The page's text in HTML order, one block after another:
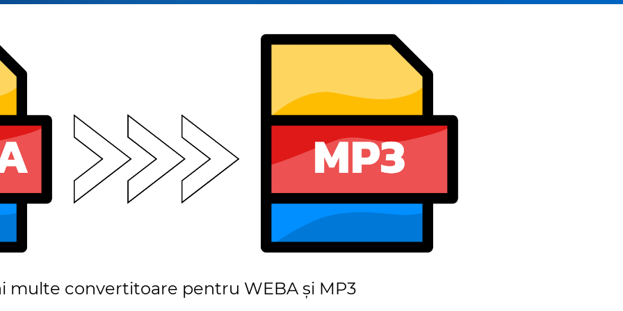
multe convertitoare pentru WEBA și MP3